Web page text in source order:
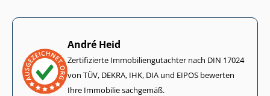
André Heid
Zertifizierte Im­mo­bi­li­en­gut­ach­ter nach DIN 17024
von TÜV, DEKRA, IHK, DIA und EIPOS bewerten
Ihre Immobilie sachgemäß.